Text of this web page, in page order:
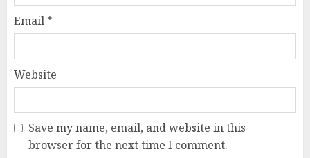
Email *
Website
Save my name, email, and website in this
browser for the next time I comment.